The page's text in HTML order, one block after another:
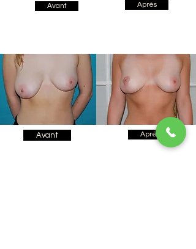
Avant Après
Avant Après